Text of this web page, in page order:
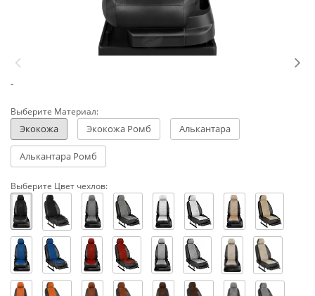
-
Выберите Материал:
Экокожа Экокожа Ромб Алькантара
Алькантара Ромб
Выберите Цвет чехлов: